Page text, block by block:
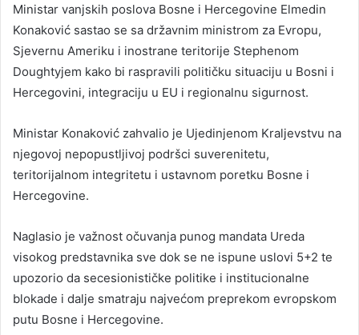
Ministar vanjskih poslova Bosne i Hercegovine Elmedin
Konaković sastao se sa državnim ministrom za Evropu,
Sjevernu Ameriku i inostrane teritorije Stephenom
Doughtyjem kako bi raspravili političku situaciju u Bosni i
Hercegovini, integraciju u EU i regionalnu sigurnost.
Ministar Konaković zahvalio je Ujedinjenom Kraljevstvu na
njegovoj nepopustljivoj podršci suverenitetu,
teritorijalnom integritetu i ustavnom poretku Bosne i
Hercegovine.
Naglasio je važnost očuvanja punog mandata Ureda
visokog predstavnika sve dok se ne ispune uslovi 5+2 te
upozorio da secesionističke politike i institucionalne
blokade i dalje smatraju najvećom preprekom evropskom
putu Bosne i Hercegovine.